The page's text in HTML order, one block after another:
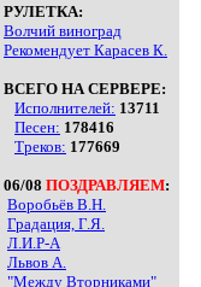
РУЛЕТКА:
Волчий виноград
Рекомендует Карасев К.
ВСЕГО НА СЕРВЕРЕ:
Исполнителей: 13711
Песен: 178416
Треков: 177669
06/08 ПОЗДРАВЛЯЕМ:
Воробьёв В.Н.
Градация, Г.Я.
Л.И.Р-А
Львов А.
"Между Вторниками"